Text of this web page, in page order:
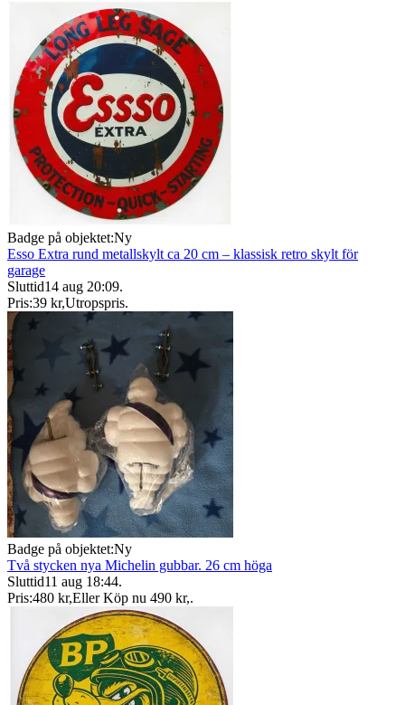
Badge på objektet:Ny
Esso Extra rund metallskylt ca 20 cm – klassisk retro skylt för
garage
Sluttid14 aug 20:09.
Pris:39 kr,Utropspris.
Badge på objektet:Ny
Två stycken nya Michelin gubbar. 26 cm höga
Sluttid11 aug 18:44.
Pris:480 kr,Eller Köp nu 490 kr,.